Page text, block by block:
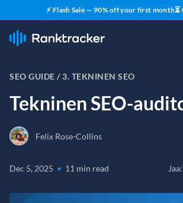
⚡ Flash Sale — 90% off your first month⏳
SEO GUIDE /3. TEKNINEN SEO
Tekninen SEO-
Felix Rose-Collins
Dec 5, 2025 • 11 min read Jaa: